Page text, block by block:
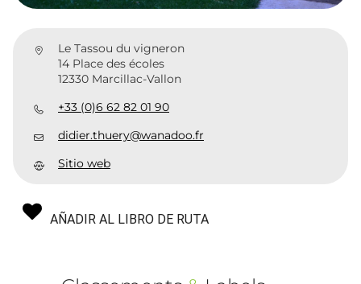
Le Tassou du vigneron
14 Place des écoles
12330 Marcillac-Vallon
+33 (0)6 62 82 01 90
didier.thuery@wanadoo.fr
Sitio web
AÑADIR AL LIBRO DE RUTA